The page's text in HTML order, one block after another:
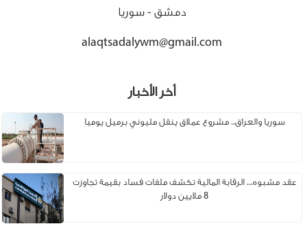
دمشق - سوريا
alaqtsadalywm@gmail.com
أخر الأخبار
سوريا والعراق.. مشروع عملاق ينقل مليوني برميل يوميا
عقد مشبوه... الرقابة المالية تكشف ملفات فساد بقيمة تجاوزت
8 ملايين دولار